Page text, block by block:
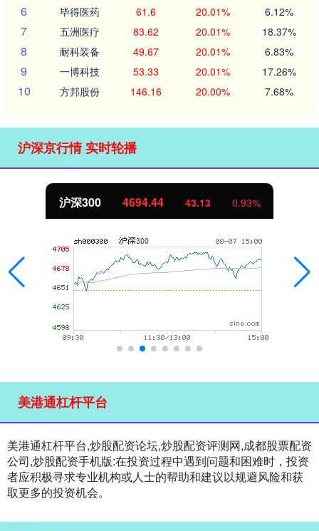
6 毕得医药 61.6 20.01% 6.12%
7 五洲医疗 83.62 20.01% 18.37%
8 耐科装备 49.67 20.01% 6.83%
9 一博科技 53.33 20.01% 17.26%
10 方邦股份 146.16 20.00% 7.68%
沪深京行情 实时轮播
沪深300 4694.44 43.13 0.93%
美港通杠杆平台
美港通杠杆平台,炒股配资论坛,炒股配资评测网,成都股票配资
公司,炒股配资手机版:在投资过程中遇到问题和困难时，投资
者应积极寻求专业机构或人士的帮助和建议以规避风险和获
取更多的投资机会。